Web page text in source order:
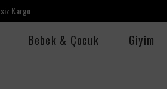
Kargo
Bebek & Çocuk Giyim